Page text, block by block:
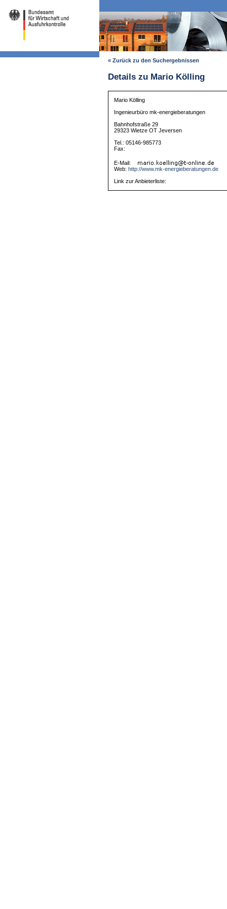
« Zurück zu den Suchergebnissen
Details zu Mario Kölling
Mario Kölling
Ingenieurbüro mk-energieberatungen
Bahnhofstraße 29
29323 Wietze OT Jeversen
Tel.: 05146-985773
Fax:
E-Mail:
Web: http://www.mk-energieberatungen.de
Link zur Anbieterliste: